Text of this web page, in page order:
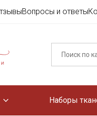
Вопросы и ответы
Наборы